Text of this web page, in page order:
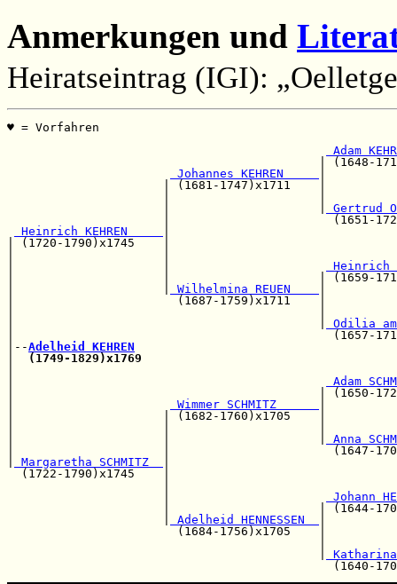
Anmerkungen und
Heiratseintrag (IGI):
♥ =
Adam
|
Johannes KEHREN
| (1681-
Gertrud
|
Heinrich KEHREN
| (1720-
|                     |                     | (1659-
Wilhelmina REUEN
|                       (1687-
Odilia
|                                             (1657-
|--Adelheid KEHREN
(1749-1829)x1769
Adam
|
Wimmer SCHMITZ
|                     | (1682-
Anna
|                     |                       (1647-
Margaretha SCHMITZ
(1722-1790)x1745
Johann
|                     |
Adelheid HENNESSEN
(1684-